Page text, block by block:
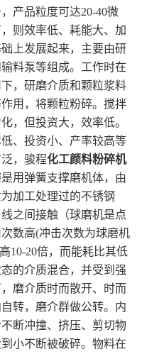
产品粒度可达20-40微
则效率低、耗能大、加
上发展起来，主要由研
料泵等组成。工作时在
，研磨介质和颗粒浆料
用，将颗粒粉碎。搅拌
，但投资大，效率低。
、投资小、产率较高等
，骏程化工颜料粉碎机
用弹簧支撑磨机体，由
加工处理过的不锈钢
之间接触（球磨机是点
数高(冲击次数为球磨机
10-20倍，而能耗比其低
的介质混合，并受到强
磨介质时而散开、时而
转，磨介群做公转。内
断冲撞、挤压、剪切物
小不断被破碎。物料在